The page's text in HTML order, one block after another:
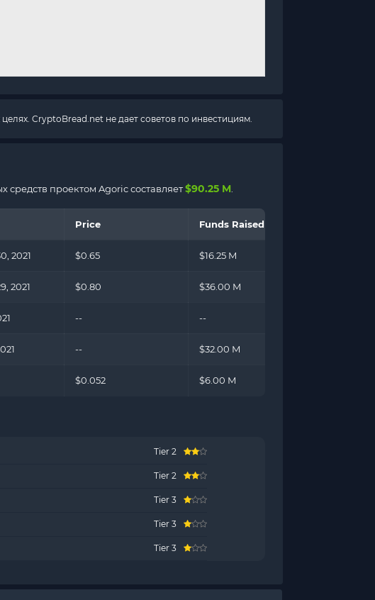
CryptoBread.net не дает советов по инвестициям.
проектом Agoric составляет$90.25 M
Price Funds Raised
2021 $0.65 $16.25 M
2021 $0.80 $36.00 M
-- --
-- $32.00 M
$0.052 $6.00 M
Tier 2
Tier 2
Tier 3
Tier 3
Tier 3